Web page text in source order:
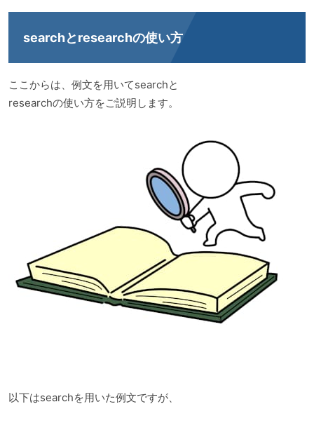
searchとresearchの使い方
ここからは、例文を用いてsearchと
researchの使い方をご説明します。
以下はsearchを用いた例文ですが、